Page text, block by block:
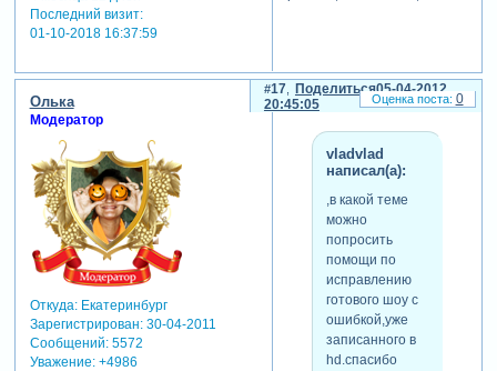
Последний визит:
01-10-2018 16:37:59
Поделиться
17
05-04-2012
20:45:05
Олька
Модератор
Откуда:Екатеринбург
Зарегистрирован: 30-04-2011
Сообщений:5572
Уважение: +4986
vladvlad
написал(а):
,в какой теме
можно
попросить
помощи по
исправлению
готового шоу с
ошибкой,уже
записанного в
hd.спасибо
0